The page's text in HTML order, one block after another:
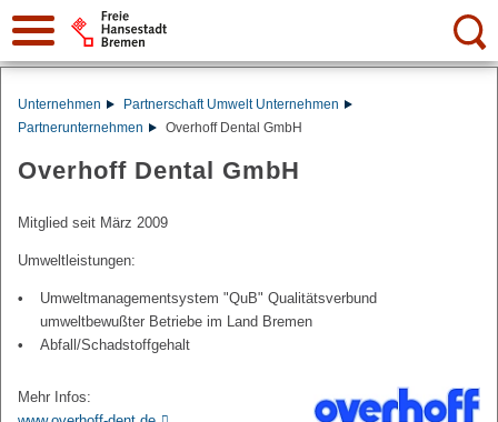
Suche:
Unternehmen
Partnerschaft Umwelt Unternehmen
Partnerunternehmen
Overhoff Dental GmbH
Overhoff Dental GmbH
Mitglied seit März 2009
Umweltleistungen:
Umweltmanagementsystem "QuB" Qualitätsverbund
umweltbewußter Betriebe im Land Bremen
Abfall/Schadstoffgehalt
Mehr Infos: